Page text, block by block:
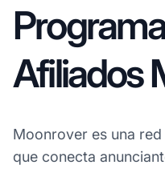
Afiliados
Moonrover es una
que conecta